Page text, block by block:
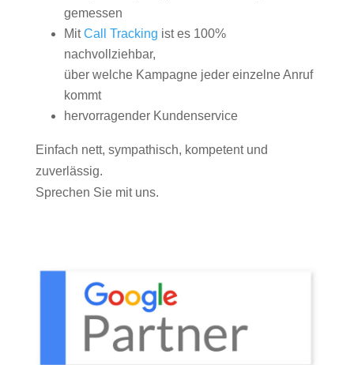
gemessen
MitCall Tracking ist es 100%
nachvollziehbar,
über welche Kampagne jeder einzelne Anruf
kommt
hervorragender Kundenservice
Einfach nett, sympathisch, kompetent und
zuverlässig.
Sprechen Sie mit uns.